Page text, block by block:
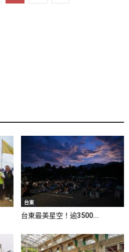
台東
台東最美星空！逾3500...